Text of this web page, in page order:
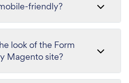
friendly?
look of the Form
Magento site?